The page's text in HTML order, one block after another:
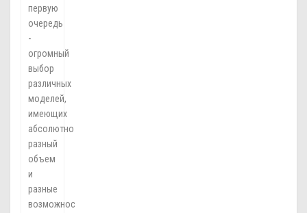
первую
очередь
-
огромный
выбор
различных
моделей,
имеющих
абсолютно
разный
объем
и
разные
возможности.